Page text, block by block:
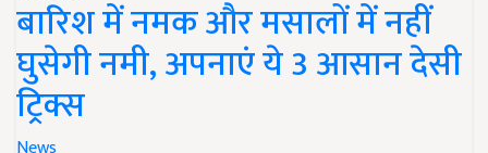
बारिश में नमक और मसालों में नहीं
घुसेगी नमी, अपनाएं ये 3 आसान देसी
ट्रिक्स